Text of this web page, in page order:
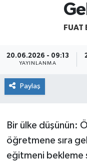
FUAT
20.06.2026 - 09:13
YAYINLANMA
Paylaş
Bir ülke düşünün:
öğretmene sıra
eğitmeni bekleme
Tüm Manşetler
Son Dakika
Haber Arşivi